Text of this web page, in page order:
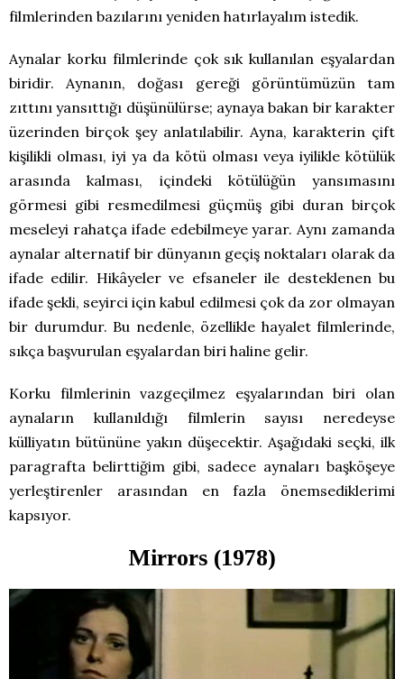
filmlerinden bazılarını yeniden hatırlayalım istedik.
Aynalar korku filmlerinde çok sık kullanılan eşyalardan
biridir. Aynanın, doğası gereği görüntümüzün tam
zıttını yansıttığı düşünülürse; aynaya bakan bir karakter
üzerinden birçok şey anlatılabilir. Ayna, karakterin çift
kişilikli olması, iyi ya da kötü olması veya iyilikle kötülük
arasında kalması, içindeki kötülüğün yansımasını
görmesi gibi resmedilmesi güçmüş gibi duran birçok
meseleyi rahatça ifade edebilmeye yarar. Aynı zamanda
aynalar alternatif bir dünyanın geçiş noktaları olarak da
ifade edilir. Hikâyeler ve efsaneler ile desteklenen bu
ifade şekli, seyirci için kabul edilmesi çok da zor olmayan
bir durumdur. Bu nedenle, özellikle hayalet filmlerinde,
sıkça başvurulan eşyalardan biri haline gelir.
Korku filmlerinin vazgeçilmez eşyalarından biri olan
aynaların kullanıldığı filmlerin sayısı neredeyse
külliyatın bütününe yakın düşecektir. Aşağıdaki seçki, ilk
paragrafta belirttiğim gibi, sadece aynaları başköşeye
yerleştirenler arasından en fazla önemsediklerimi
kapsıyor.
Mirrors (1978)